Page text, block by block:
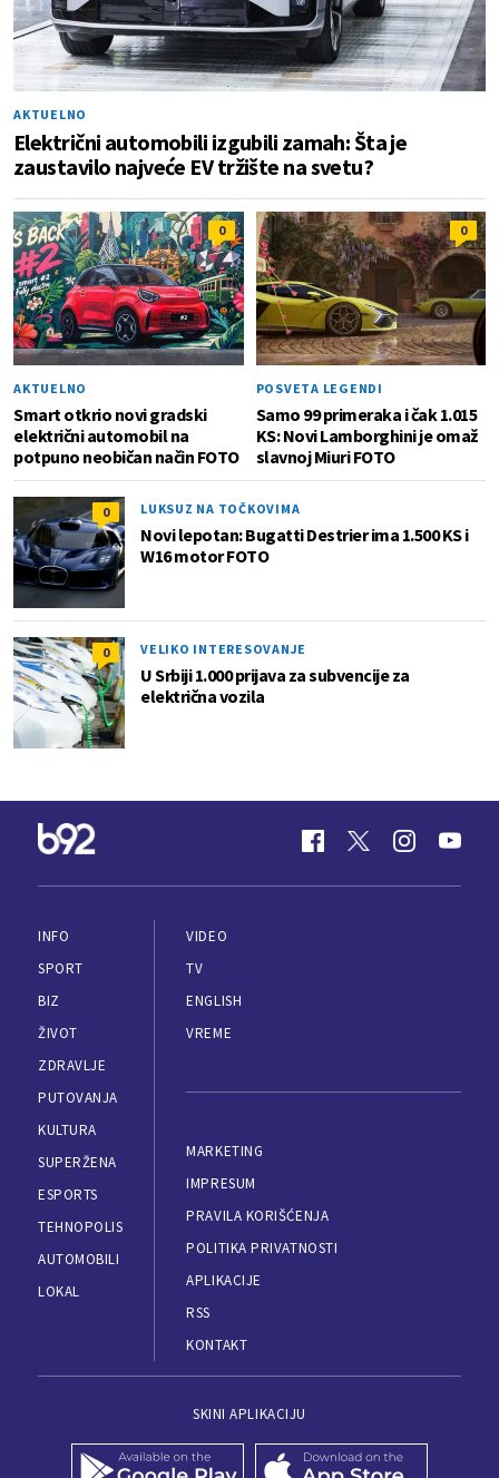
AKTUELNO
Električni automobili izgubili zamah: Šta je
zaustavilo najveće EV tržište na svetu?
0
AKTUELNO
Smart otkrio novi gradski
električni automobil na
potpuno neobičan način FOTO
0
POSVETA LEGENDI
Samo 99 primeraka i čak 1.015
KS: Novi Lamborghini je omaž
slavnoj Miuri FOTO
0 LUKSUZ NA TOČKOVIMA
Novi lepotan: Bugatti Destrier ima 1.500 KS i
W16 motor FOTO
0 VELIKO INTERESOVANJE
U Srbiji 1.000 prijava za subvencije za
električna vozila
INFO
SPORT
BIZ
ŽIVOT
ZDRAVLJE
PUTOVANJA
KULTURA
SUPERŽENA
ESPORTS
TEHNOPOLIS
AUTOMOBILI
LOKAL
VIDEO
TV
ENGLISH
VREME
MARKETING
IMPRESUM
PRAVILA KORIŠĆENJA
POLITIKA PRIVATNOSTI
APLIKACIJE
RSS
KONTAKT
SKINI APLIKACIJU